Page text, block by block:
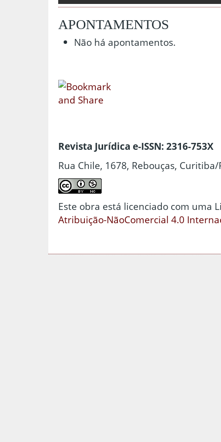
APONTAMENTOS
Não há apontamentos.
Revista Jurídica e-ISSN: 2316-753X
Rua Chile, 1678, Rebouças, Curitiba/
Este obra está licenciado com uma
Atribuição-NãoComercial 4.0